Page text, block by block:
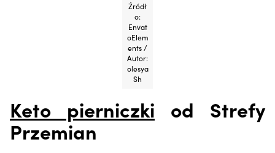
Źródł
o:
Envat
oElem
ents /
Autor:
olesya
Sh
Keto pierniczki od Strefy
Przemian